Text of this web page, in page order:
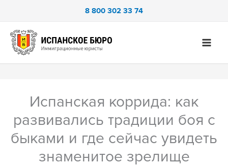
содержимому
8 800 302 33 74
Испанская коррида: как
развивались традиции боя с
быками и где сейчас увидеть
знаменитое зрелище